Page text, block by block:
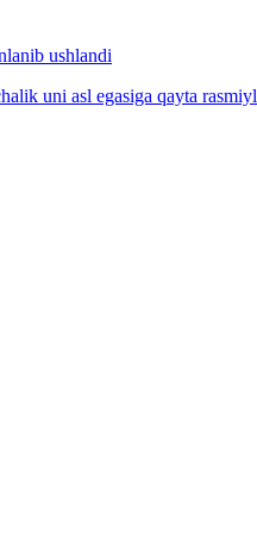
ushlandi
uni asl egasiga qayta